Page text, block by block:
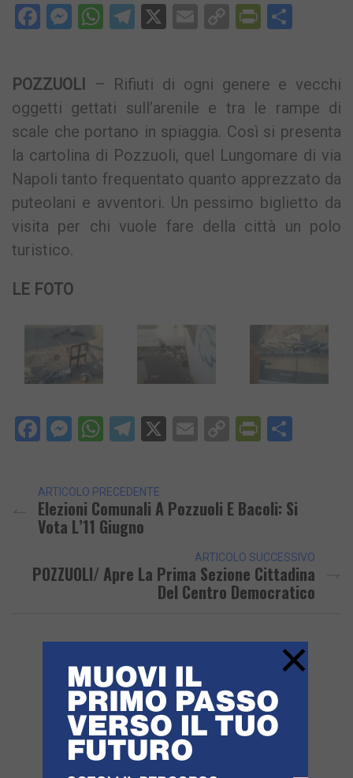
Facebook
Messenger
WhatsApp
Telegram
X EmailCopy
POZZUOLI
– Rifiuti di ogni genere e vecchi
oggetti gettati sull’arenile e tra le rampe di
scale che portano in spiaggia. Così si presenta
la cartolina di Pozzuoli, quel Lungomare di via
Napoli tanto frequentato quanto apprezzato da
puteolani e avventori. Un pessimo biglietto da
visita per chi vuole fare della città un polo
turistico.
LE FOTO
Facebook
Messenger
WhatsApp
Telegram
X EmailCopy
ARTICOLO PRECEDENTE
Elezioni Comunali A Pozzuoli E Bacoli: Si
Vota L’11 Giugno
ARTICOLO SUCCESSIVO
POZZUOLI/ Apre La Prima Sezione Cittadina
Del Centro Democratico
×